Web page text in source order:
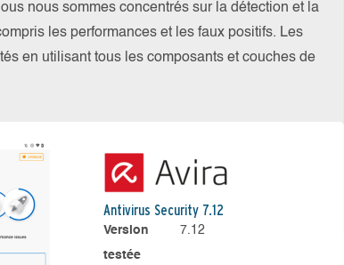
nous sommes concentrés sur la détection et la
les performances et les faux positifs. Les
en utilisant tous les composants et couches de
Antivirus Security 7.12
Version
testée
7.12